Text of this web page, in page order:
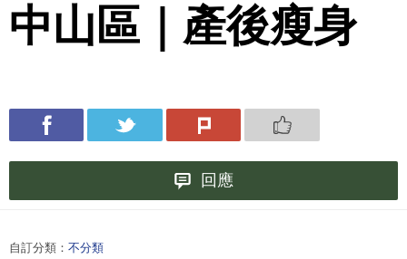
中山區｜產後瘦身
回應
自訂分類： 不分類